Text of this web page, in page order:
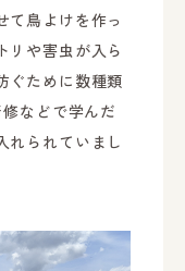
て鳥よけを作っ
リや害虫が入ら
ぐために数種類
などで学んだ
れられていまし